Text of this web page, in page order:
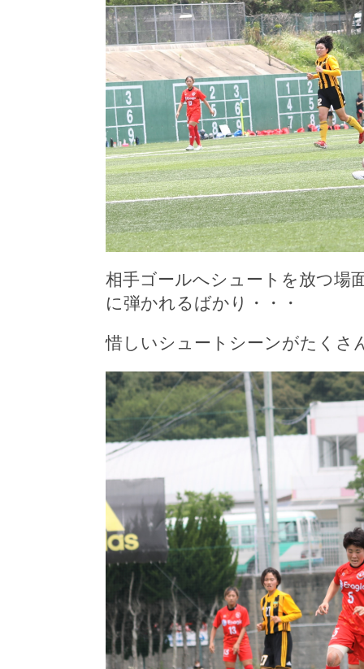
相手ゴールへシュートを放つ場
に弾かれるばかり・・・
惜しいシュートシーンがたくさ